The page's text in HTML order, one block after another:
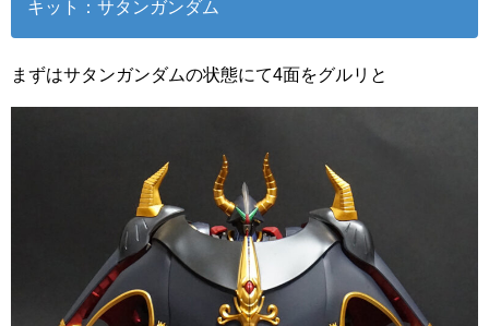
キット：サタンガンダム
まずはサタンガンダムの状態にて4面をグルリと